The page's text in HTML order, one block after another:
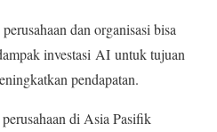
dan organisasi bisa
investasi AI untuk tujuan
pendapatan.
di Asia Pasifik